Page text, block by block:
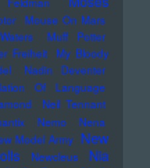
Mouse On Mars
Muff Potter
Freiheit
My Bloody
Nadin Deventer
Of Language
Neil Tennant
Nemo
Nena
Model Army New
Newcleus
Nia